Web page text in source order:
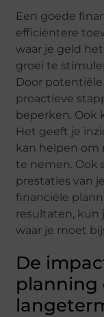
Een goede
efficiëntere
waar je geld
groei te
Door potentiële
proactieve
beperken. Ook
Het geeft je
kan helpen om
te nemen. Ook
prestaties van
financiële
resultaten, kun
waar je moet
De
planning